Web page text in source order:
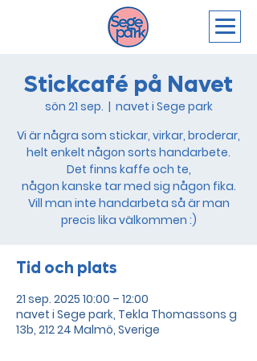
Stickcafé på Navet
sön 21 sep.
  |
navet i Sege park
Vi är några som stickar, virkar, broderar,
helt enkelt någon sorts handarbete.
Det finns kaffe och te,
någon kanske tar med sig någon fika.
Vill man inte handarbeta så är man
Tid och plats
21 sep. 2025 10:00 – 12:00
navet i Sege park, Tekla Thomassons g
13b, 212 24 Malmö, Sverige